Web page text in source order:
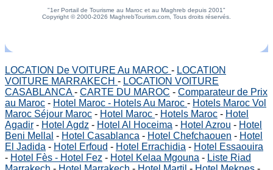
"1er Portail de Tourisme au Maroc et au Maghreb depuis 2001"
Copyright © 2000-2026 MaghrebTourism.com, Tous droits réservés.
LOCATION De VOITURE Au MAROC - LOCATION
VOITURE MARRAKECH - LOCATION VOITURE
CASABLANCA- CARTE DU MAROC - Comparateur de Prix
au Maroc - Hotel Maroc - Hotels Au Maroc - Hotels Maroc Vol
Maroc Séjour Maroc - Hotel Maroc - Hotels Maroc - Hotel
Agadir - Hotel Agdz - Hotel Al Hoceima - Hotel Azrou - Hotel
Beni Mellal - Hotel Casablanca - Hotel Chefchaouen - Hotel
El Jadida - Hotel Erfoud - Hotel Errachidia - Hotel Essaouira
- Hotel Fès - Hotel Fez - Hotel Kelaa Mgouna - Liste Riad